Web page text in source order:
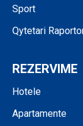
Sport
Qytetari
REZERVIME
Hotele
Apartamente